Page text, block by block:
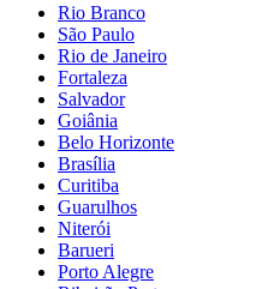
Rio Branco
São Paulo
Rio de Janeiro
Fortaleza
Salvador
Goiânia
Belo Horizonte
Brasília
Curitiba
Guarulhos
Niterói
Barueri
Porto Alegre